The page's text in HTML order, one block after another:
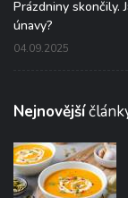
Prázdniny skončily.
únavy?
04.09.2025
Nejnovější